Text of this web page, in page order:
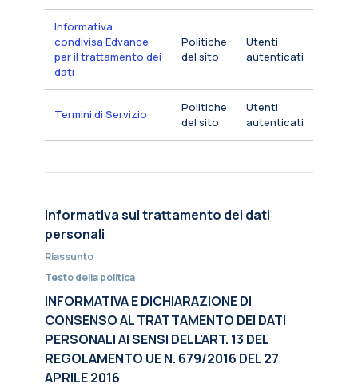
Informativa
condivisa Edvance
per il trattamento dei
dati
Politiche
del sito
Utenti
autenticati
Termini di Servizio
Politiche
del sito
Utenti
autenticati
Informativa sul trattamento dei dati
personali
Riassunto
Testo della politica
INFORMATIVA E DICHIARAZIONE DI
CONSENSO AL TRATTAMENTO DEI DATI
PERSONALI AI SENSI DELL'ART. 13 DEL
REGOLAMENTO UE N. 679/2016 DEL 27
APRILE 2016